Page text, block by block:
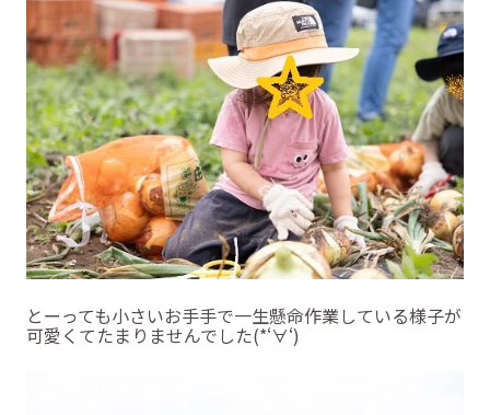
とーっても小さいお手手で一生懸命作業している様子が
可愛くてたまりませんでした(*‘∀‘)